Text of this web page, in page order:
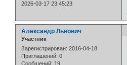
2026-03-17 23:45:23
Александр Львович
Участник
Зарегистрирован: 2016-04-18
Приглашений: 0
Сообщений: 19